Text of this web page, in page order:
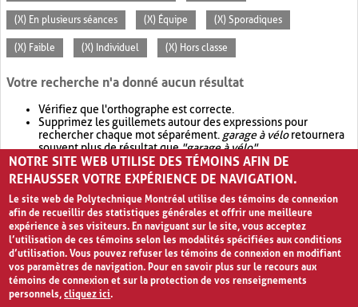
(X) En plusieurs séances (X) Équipe (X) Sporadiques
(X) Faible (X) Individuel (X) Hors classe
Votre recherche n'a donné aucun résultat
Vérifiez que l'orthographe est correcte.
Supprimez les guillemets autour des expressions pour
rechercher chaque mot séparément. garage à véloretournera
souvent plus de résultat que"garage à vélo".
Envisagez d'élargir votre recherche avec OR.garage OR vélo
retournera souvent plus de résultat quegarage à vélo
NOTRE SITE WEB UTILISE DES TÉMOINS AFIN DE
REHAUSSER VOTRE EXPÉRIENCE DE NAVIGATION.
Le site web de Polytechnique Montréal utilise des témoins de connexion
afin de recueillir des statistiques générales et offrir une meilleure
expérience à ses visiteurs. En naviguant sur le site, vous acceptez
l’utilisation de ces témoins selon les modalités spécifiées aux conditions
d’utilisation. Vous pouvez refuser les témoins de connexion en modifiant
vos paramètres de navigation. Pour en savoir plus sur le recours aux
témoins de connexion et sur la protection de vos renseignements
personnels,cliquez ici.